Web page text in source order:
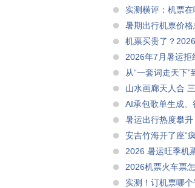
实测横评：机票
暑期出行机票价
机票买贵了？
出差党都能抄作业
2026年7月暑运拒
段，依托机票燃
从“一套词走天下
山水画廊天人合
AI承包歌单生成
暑运出行热度攀
安吉竹海开了座“
2026 暑运旺季机
家庭商旅分人群实
2026机票火车票
大？
实测！订机票哪